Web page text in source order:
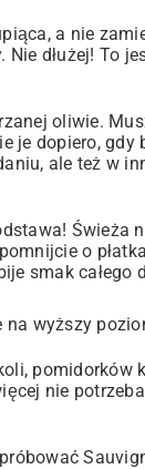
a nie
dłużej! To
oliwie.
je dopiero, gdy
ale też w
Świeża
o
smak całego
na wyższy
pomidorków
nie